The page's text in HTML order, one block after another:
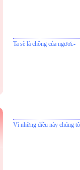
Ta sẽ là chồng của ngươi.-
Vì những điều này chúng